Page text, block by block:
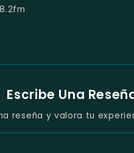
Escribe Una
reseña y valora tu